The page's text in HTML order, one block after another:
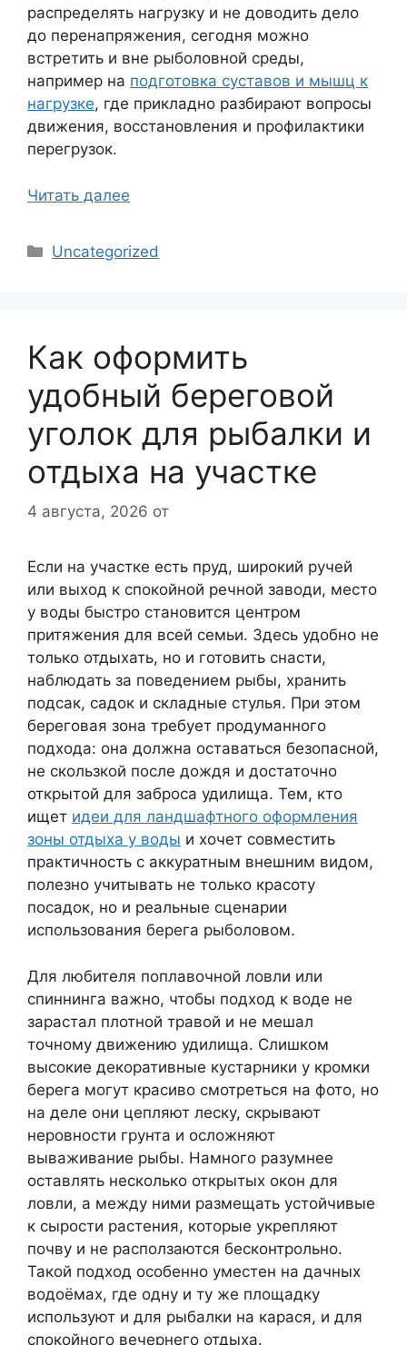
распределять нагрузку и не доводить дело
до перенапряжения, сегодня можно
встретить и вне рыболовной среды,
например на подготовка суставов и мышц к
нагрузке, где прикладно разбирают вопросы
движения, восстановления и профилактики
перегрузок.
Читать далее
Рубрики
Uncategorized
Как оформить
удобный береговой
уголок для рыбалки и
отдыха на участке
4 августа, 2026 от
Если на участке есть пруд, широкий ручей
или выход к спокойной речной заводи, место
у воды быстро становится центром
притяжения для всей семьи. Здесь удобно не
только отдыхать, но и готовить снасти,
наблюдать за поведением рыбы, хранить
подсак, садок и складные стулья. При этом
береговая зона требует продуманного
подхода: она должна оставаться безопасной,
не скользкой после дождя и достаточно
открытой для заброса удилища. Тем, кто
ищет идеи для ландшафтного оформления
зоны отдыха у воды и хочет совместить
практичность с аккуратным внешним видом,
полезно учитывать не только красоту
посадок, но и реальные сценарии
использования берега рыболовом.
Для любителя поплавочной ловли или
спиннинга важно, чтобы подход к воде не
зарастал плотной травой и не мешал
точному движению удилища. Слишком
высокие декоративные кустарники у кромки
берега могут красиво смотреться на фото, но
на деле они цепляют леску, скрывают
неровности грунта и осложняют
вываживание рыбы. Намного разумнее
оставлять несколько открытых окон для
ловли, а между ними размещать устойчивые
к сырости растения, которые укрепляют
почву и не расползаются бесконтрольно.
Такой подход особенно уместен на дачных
водоёмах, где одну и ту же площадку
используют и для рыбалки на карася, и для
спокойного вечернего отдыха.